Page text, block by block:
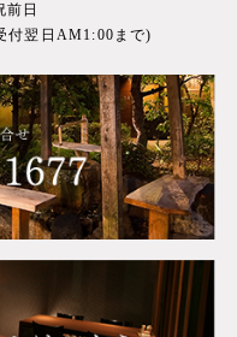
前日
付翌日AM1:00まで)